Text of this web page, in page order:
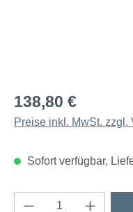
138,80 €
Preise inkl. MwSt. zzgl.
Sofort verfügbar,
Produkt Anzahl: